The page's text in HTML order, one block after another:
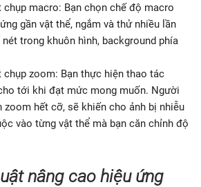
macro: Bạn chọn chế độ macro
gần vật thể, ngắm và thử nhiều lần
trong khuôn hình, background phía
zoom: Bạn thực hiện thao tác
tới khi đạt mức mong muốn. Người
zoom hết cỡ, sẽ khiến cho ảnh bị nhiễu
vào từng vật thể mà bạn căn chỉnh độ
nâng cao hiệu ứng